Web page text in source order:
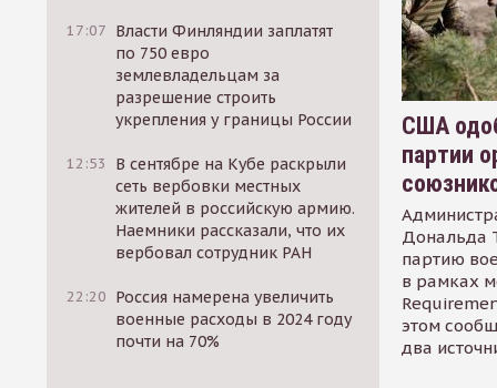
17:07 Власти Финляндии заплатят
по 750 евро
землевладельцам за
разрешение строить
укрепления у границы России
12:53
В сентябре на Кубе раскрыли
сеть вербовки местных
жителей в российскую армию.
Наемники рассказали, что их
вербовал сотрудник РАН
22:20 Россия намерена увеличить
военные расходы в 2024 году
почти на 70%
США
партии
Дональда
партию
в рамках
этом
два